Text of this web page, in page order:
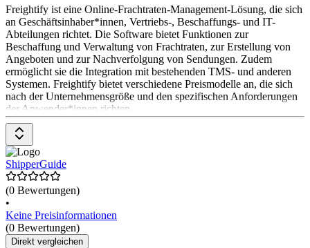
Freightify ist eine Online-Frachtraten-Management-Lösung, die sich
an Geschäftsinhaber*innen, Vertriebs-, Beschaffungs- und IT-
Abteilungen richtet. Die Software bietet Funktionen zur
Beschaffung und Verwaltung von Frachtraten, zur Erstellung von
Angeboten und zur Nachverfolgung von Sendungen. Zudem
ermöglicht sie die Integration mit bestehenden TMS- und anderen
Systemen. Freightify bietet verschiedene Preismodelle an, die sich
nach der Unternehmensgröße und den spezifischen Anforderungen
der Anwender*innen richten.
ShipperGuide
(0 Bewertungen)
•
Keine Preisinformationen
(0 Bewertungen)
Direkt vergleichen